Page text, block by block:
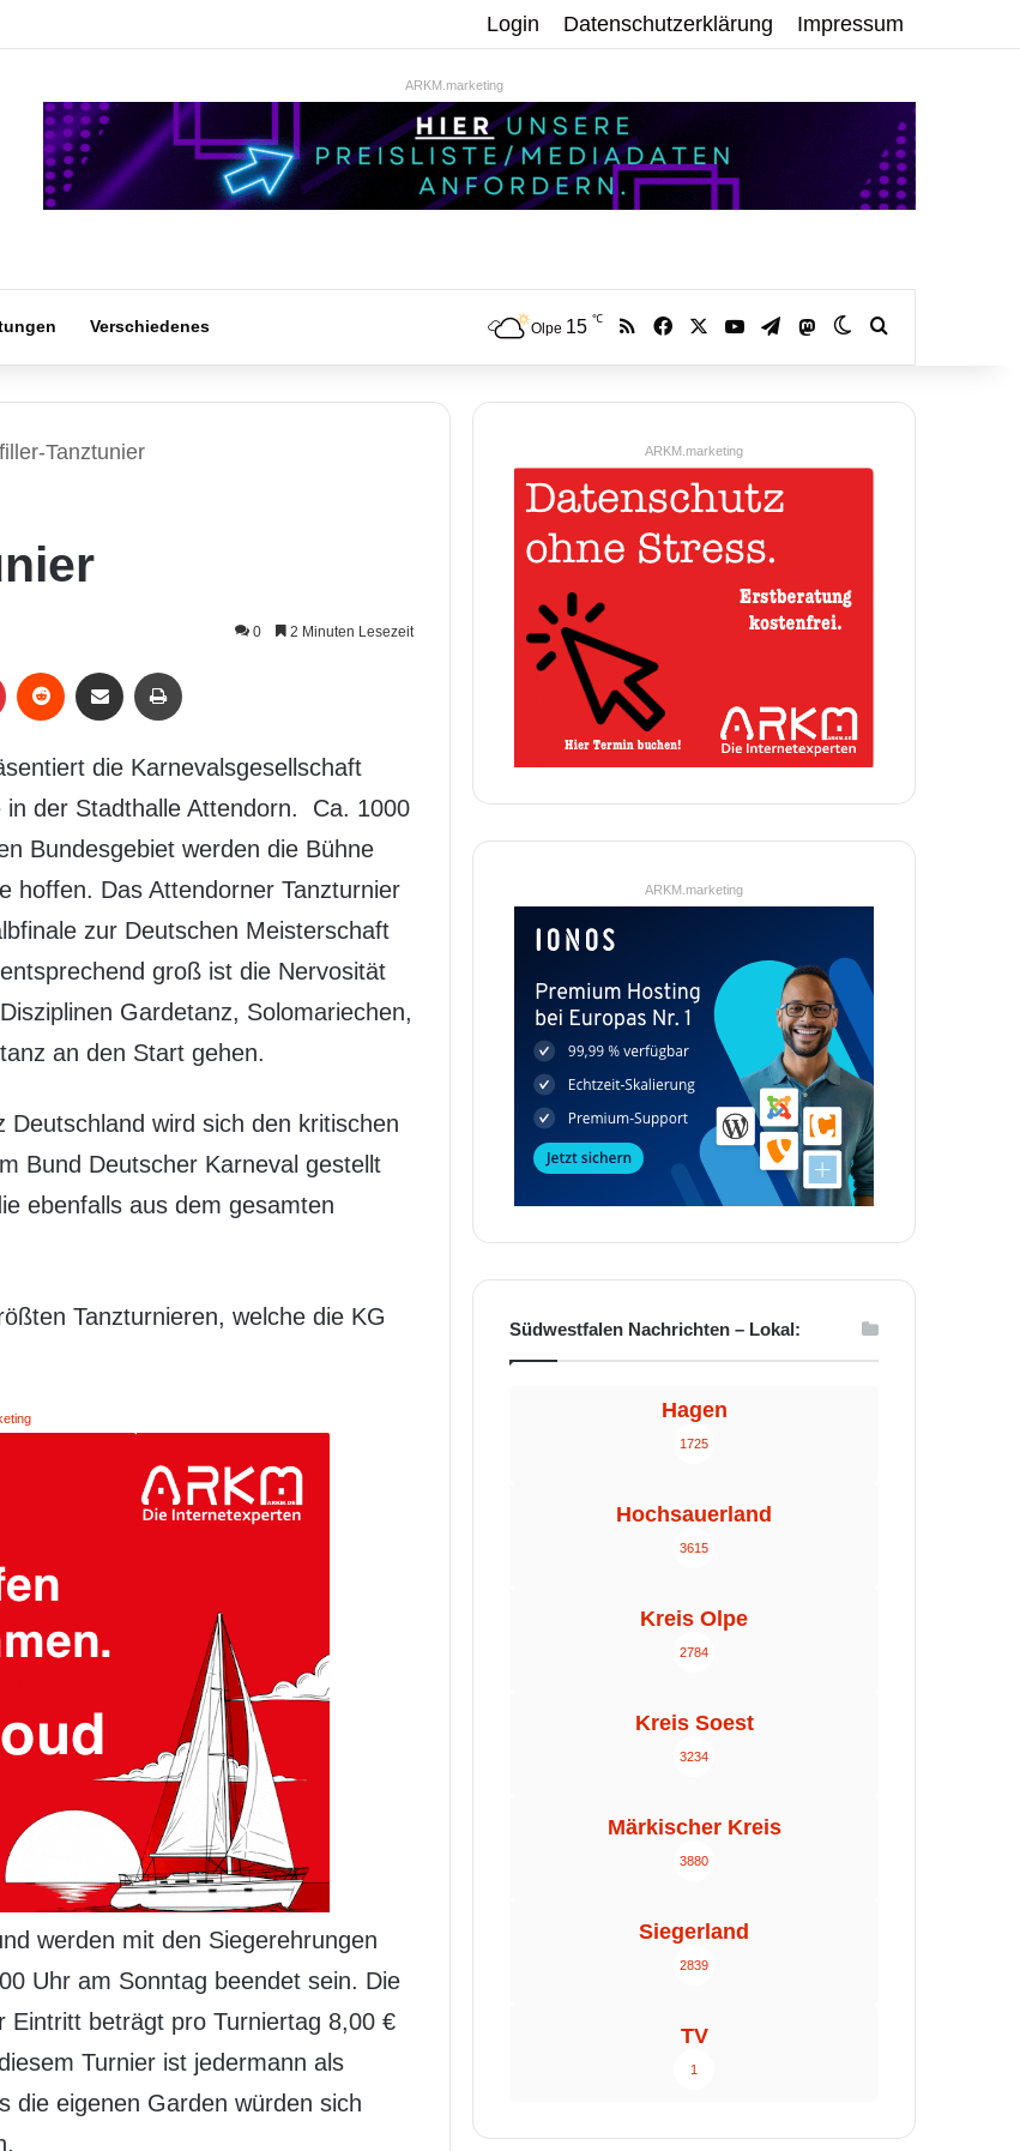
Login Datenschutzerklärung Impressum
ARKM.marketing
Verschiedenes Olpe 15 ℃ RSS Facebook YouTubeTelegramMastodonSkin umschalten
Tanztunier
0 2 Minuten Lesezeit
die Karnevalsgesellschaft
der Stadthalle Attendorn. Ca. 1000
Bundesgebiet werden die Bühne
hoffen. Das Attendorner Tanzturnier
zur Deutschen Meisterschaft
groß ist die Nervosität
Gardetanz, Solomariechen,
an den Start gehen.
Deutschland wird sich den kritischen
Bund Deutscher Karneval gestellt
ebenfalls aus dem gesamten
Tanzturnieren, welche die KG
werden mit den Siegerehrungen
Uhr am Sonntag beendet sein. Die
Eintritt beträgt pro Turniertag 8,00 €
Turnier ist jedermann als
die eigenen Garden würden sich
ARKM.marketing
ARKM.marketing
Südwestfalen Nachrichten – Lokal:
Hagen
1725
Hochsauerland
3615
Kreis Olpe
2784
Kreis Soest
3234
Märkischer Kreis
3880
Siegerland
2839
TV
1